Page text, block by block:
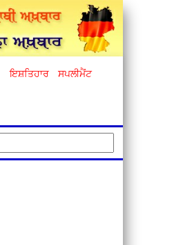
ਇਸ਼ਤਿਹਾਰ ਸਪਲੀਮੈਂਟ